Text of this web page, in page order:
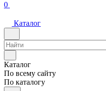
0
Каталог
Каталог
По всему сайту
По каталогу